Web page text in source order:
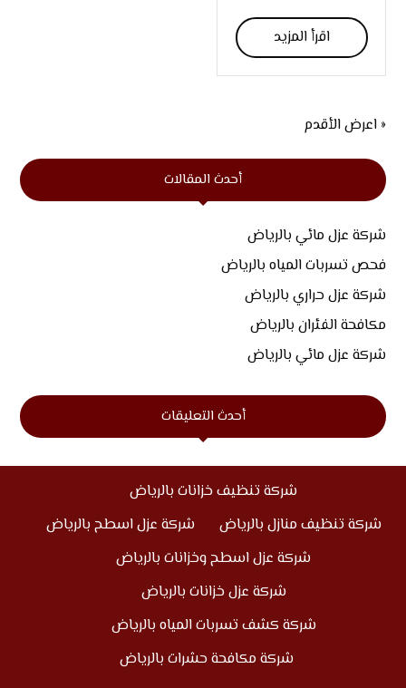
اقرأ المزيد
« اعرض الأقدم
أحدث المقالات
شركة عزل مائي بالرياض
فحص تسربات المياه بالرياض
شركة عزل حراري بالرياض
مكافحة الفئران بالرياض
شركة عزل مائي بالرياض
أحدث التعليقات
شركة تنظيف خزانات بالرياض
شركة تنظيف منازل بالرياض
شركة عزل اسطح بالرياض
شركة عزل اسطح وخزانات بالرياض
شركة عزل خزانات بالرياض
شركة كشف تسربات المياه بالرياض
شركة مكافحة حشرات بالرياض